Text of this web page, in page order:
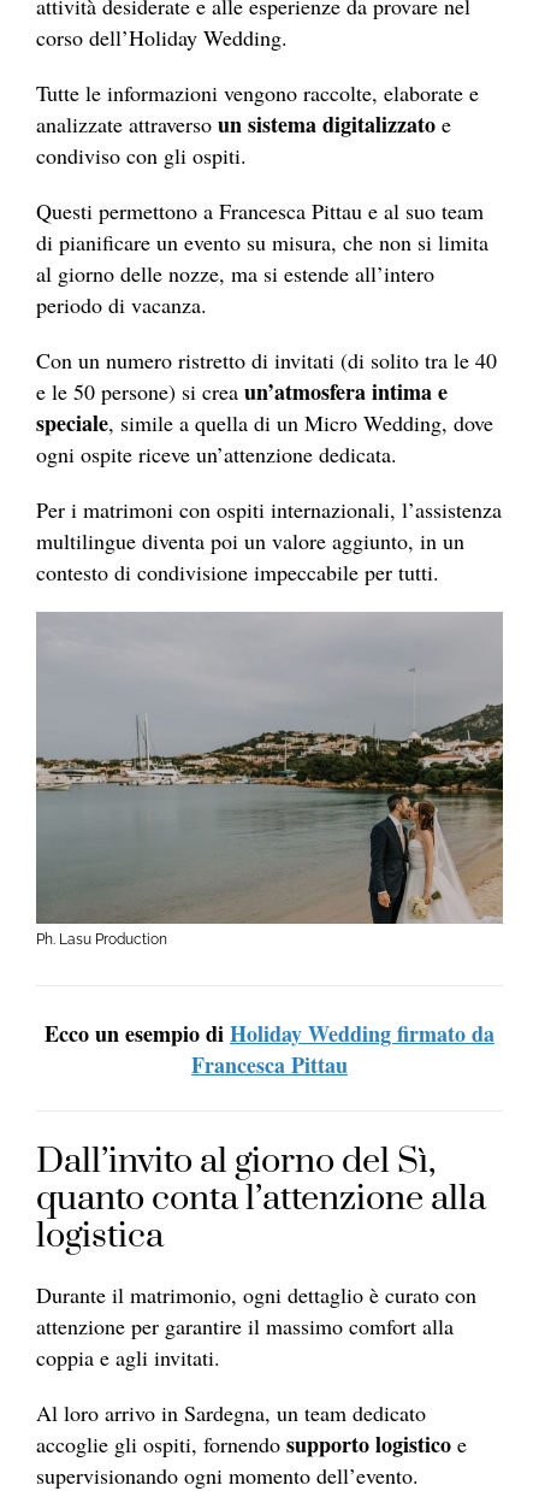
corso dell’Holiday Wedding.
Tutte le informazioni vengono raccolte, elaborate e
analizzate attraverso un sistema digitalizzato e
condiviso con gli ospiti.
Questi permettono a Francesca Pittau e al suo team
di pianificare un evento su misura, che non si limita
al giorno delle nozze, ma si estende all’intero
periodo di vacanza.
Con un numero ristretto di invitati (di solito tra le 40
e le 50 persone) si crea un’atmosfera intima e
speciale, simile a quella di un Micro Wedding, dove
ogni ospite riceve un’attenzione dedicata.
Per i matrimoni con ospiti internazionali, l’assistenza
multilingue diventa poi un valore aggiunto, in un
contesto di condivisione impeccabile per tutti.
Ph. Lasu Production
Ecco un esempio diHoliday Wedding firmato da
Francesca Pittau
Dall’invito al giorno del Sì,
quanto conta l’attenzione alla
logistica
Durante il matrimonio, ogni dettaglio è curato con
attenzione per garantire il massimo comfort alla
coppia e agli invitati.
Al loro arrivo in Sardegna, un team dedicato
accoglie gli ospiti, fornendo supporto logistico e
supervisionando ogni momento dell’evento.